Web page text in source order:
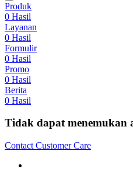
Produk
0 Hasil
Layanan
0 Hasil
Formulir
0 Hasil
Promo
0 Hasil
Berita
0 Hasil
Tidak dapat menemukan
Contact Customer Care